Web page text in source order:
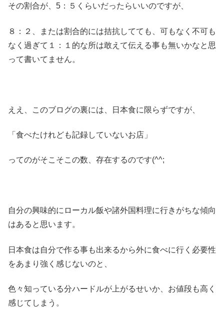
その割合が、5：５くらいだったらいいのですが、
８：２、または割合的には拮抗してても、可もなく不可も
なく過ぎて１：１的な所は敢えて伝える事も無いかなと思
って書いてません。
ええ、このブログの裏には、日本食に限らずですが、
「食べたけれども記録していないお店」
ってのがそこそこの数、存在するのです(^^;
自分の興味的にローカル飯や諸外国料理に行きがちな傾向
はあると思います。
日本食は自分で作る事も出来るから外に食べに行く必要性
をあまり強く感じないのと、
色々知っている分ハードルが上がるせいか、お値段も高く
感じてしまう。